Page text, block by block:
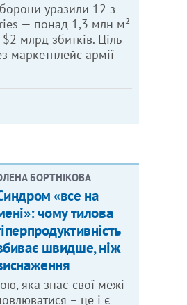
уразили 12 з
— понад 1,3 млн м²
млрд збитків. Ціль
маркетплейс армії
БОРТНІКОВА
«все на
чому тилова
швидше, ніж
яка знає свої межі
– це і є